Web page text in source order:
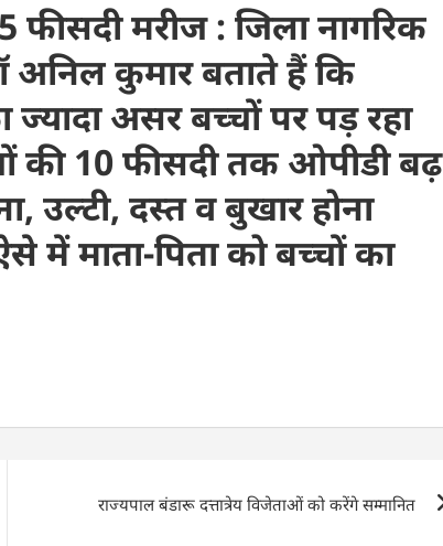
फीसदी मरीज : जिला नागरिक
अनिल कुमार बताते हैं कि
असर बच्चों पर पड़ रहा
की 10 फीसदी तक ओपीडी बढ़
उल्टी, दस्त व बुखार होना
में माता-पिता को बच्चों का
राज्यपाल बंडारू दत्तात्रेय विजेताओं को करेंगे सम्मानित